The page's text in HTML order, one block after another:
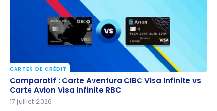
Comparatif : Carte Aventura CIBC Visa Infinite vs
Carte Avion Visa Infinite RBC
CARTES DE CRÉDIT
Comparatif : Carte Aventura CIBC Visa Infinite vs
Carte Avion Visa Infinite RBC
17 juillet 2026